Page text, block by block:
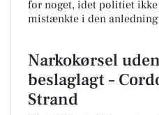
for noget, idet politiet
mistænkte i den
Narkokørsel
beslaglagt –
Strand